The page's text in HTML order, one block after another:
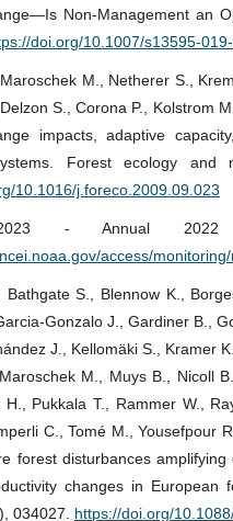
Non-Management an
doi.org/10.1007/s13595-
M., Netherer S.,
S., Corona P., Kolstrom
impacts, adaptive
Forest ecology and
10.1016/j.foreco.2009.09.023
- Annual 2022
access/
Bathgate S., Blennow K.,
Gonzalo J., Gardiner B.,
J., Kellomäki S., Kramer
M., Muys B., Nicoll
Pukkala T., Rammer W.,
C., Tomé M., Yousefpour
forest disturbances
changes in European
034027. https://doi.org/